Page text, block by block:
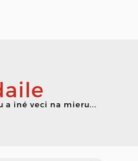
a iné veci na mieru...